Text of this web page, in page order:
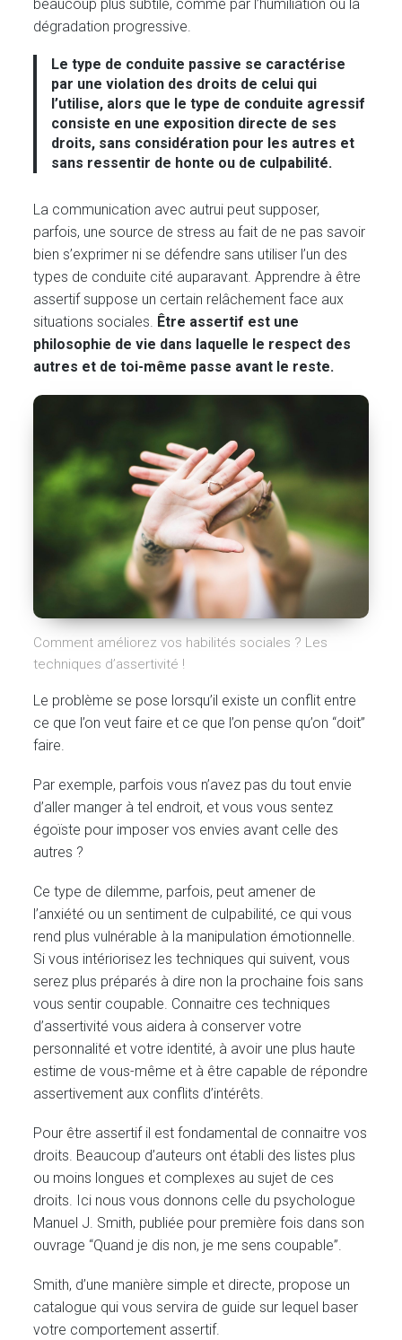
beaucoup plus subtile, comme par l’humiliation ou la
dégradation progressive.
Letype de conduite passive se caractérise
par une violation des droits de celui qui
l’utilise, alors que letype de conduite agressif
consiste en une exposition directe de ses
droits, sans considération pour les autres et
sans ressentir de honte ou de culpabilité.
La communication avec autrui peut supposer,
parfois, une source de stress au fait de ne pas savoir
bien s’exprimer ni se défendre sans utiliser l’un des
types de conduite cité auparavant. Apprendre à être
assertif suppose un certain relâchement face aux
situations sociales. Être assertif est une
philosophie de vie dans laquelle le respect des
autres et de toi-même passe avant le reste.
Comment améliorez vos habilités sociales ? Les
techniques d’assertivité !
Le problème se pose lorsqu’il existe un conflit entre
ce que l’on veut faire et ce que l’on pense qu’on “doit”
faire.
Par exemple, parfois vous n’avez pas du tout envie
d’aller manger à tel endroit, et vous vous sentez
égoïste pour imposer vos envies avant celle des
autres ?
Ce type de dilemme, parfois, peut amener de
l’anxiété ou un sentiment de culpabilité, ce qui vous
rend plus vulnérable à la manipulation émotionnelle.
Si vous intériorisez les techniques qui suivent, vous
serez plus préparés à dire non la prochaine fois sans
vous sentir coupable. Connaitre ces techniques
d’assertivité vous aidera à conserver votre
personnalité et votre identité, à avoir une plus haute
estime de vous-même et à être capable de répondre
assertivement aux conflits d’intérêts.
Pour être assertif il est fondamental de connaitre vos
droits. Beaucoup d’auteurs ont établi des listes plus
ou moins longues et complexes au sujet de ces
droits. Ici nous vous donnons celle du psychologue
Manuel J. Smith, publiée pour première fois dans son
ouvrage “Quand je dis non, je me sens coupable”.
Smith, d’une manière simple et directe, propose un
catalogue qui vous servira de guide sur lequel baser
votre comportement assertif.